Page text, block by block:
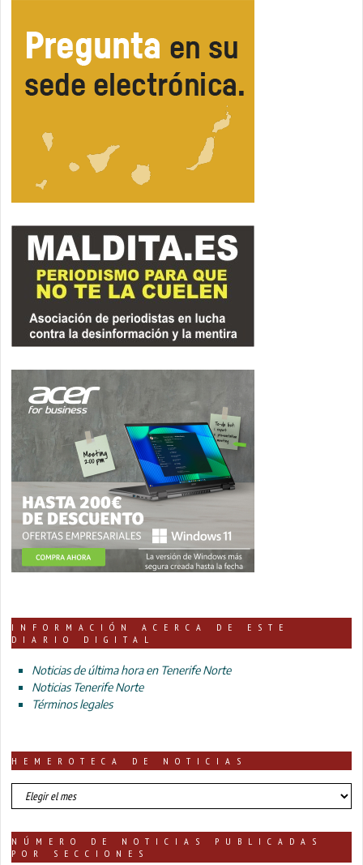
INFORMACIÓN ACERCA DE ESTE
DIARIO DIGITAL
Noticias de última hora en Tenerife Norte
Noticias Tenerife Norte
Términos legales
HEMEROTECA DE NOTICIAS
HEMEROTECA
DE
NÚMERO DE NOTICIAS PUBLICADAS
POR SECCIONES